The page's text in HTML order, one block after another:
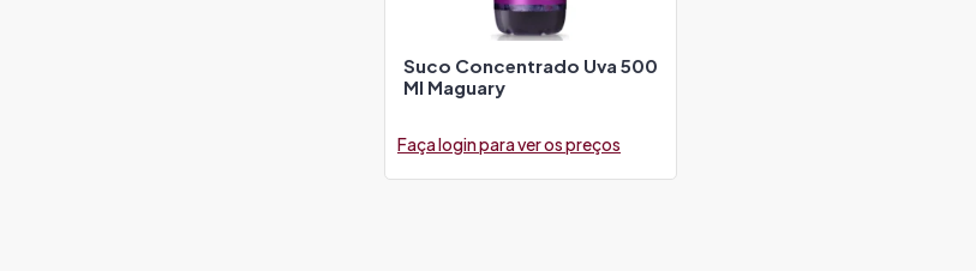
Suco Concentrado Uva 500
Ml Maguary
Faça login para ver os preços